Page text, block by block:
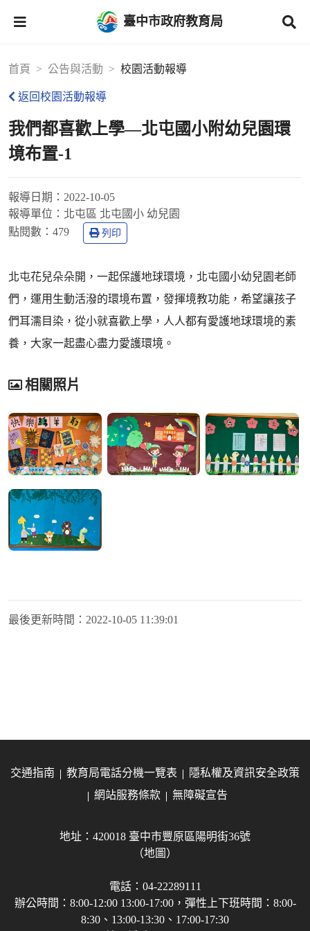
臺中市政府教育局
首頁 公告與活動 校園活動報導
返回校園活動報導
我們都喜歡上學—北屯國小附幼兒園環
境布置-1
報導日期： 2022-10-05
報導單位： 北屯區 北屯國小 幼兒園
點閱數： 479 列印
北屯花兒朵朵開，一起保護地球環境，北屯國小幼兒園老師
們，運用生動活潑的環境布置，發揮境教功能，希望讓孩子
們耳濡目染，從小就喜歡上學，人人都有愛護地球環境的素
養，大家一起盡心盡力愛護環境。
相關照片
最後更新時間： 2022-10-05 11:39:01
交通指南 教育局電話分機一覽表
隱私權及資訊安全政策
網站服務條款
無障礙宣告
地址：420018 臺中市豐原區陽明街36號
（地圖）
電話：04-22289111
辦公時間：8:00-12:00 13:00-17:00，彈性上下班時間：8:00-
8:30、13:00-13:30、17:00-17:30